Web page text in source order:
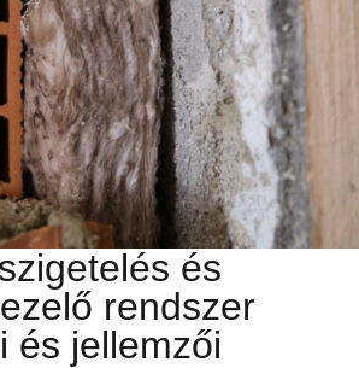
és
rendszer
és jellemzői